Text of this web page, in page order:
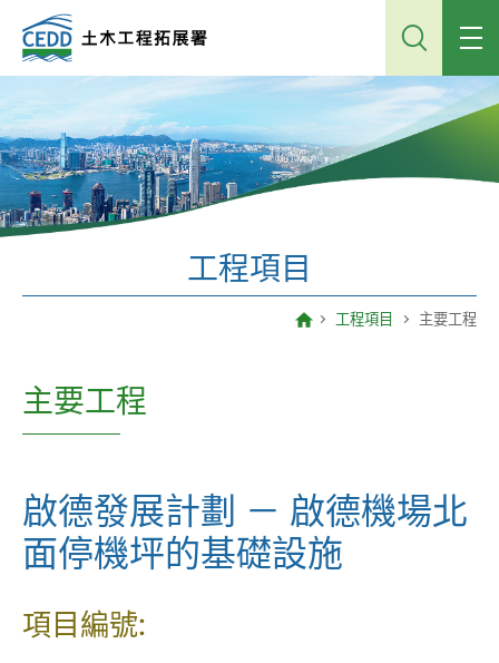
容
工程項目
工程項目 主要工程
主要工程
啟德發展計劃 － 啟德機場北
面停機坪的基礎設施
項目編號: